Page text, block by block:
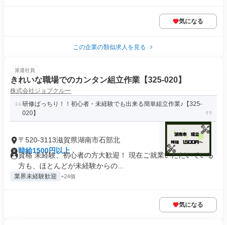
気になる
この企業の類似求人を見る
派遣社員
きれいな職場でのカンタン組立作業【325-020】
株式会社ジョブクルー
研修ばっちり！！初心者・未経験でも出来る簡単組立作業♪【325-
020】
〒520-3113滋賀県湖南市石部北
時給1500円以上
資格 未経験、初心者の方大歓迎！ 現在ご就業いただいている
方も、ほとんどが未経験からの...
業界未経験歓迎 +24個
気になる